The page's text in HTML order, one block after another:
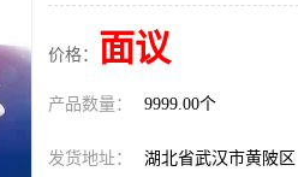
价格： 面议
产品数量： 9999.00个
发货地址： 湖北省武汉市黄陂区